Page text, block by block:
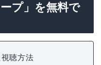
プ」を無料で
聴方法